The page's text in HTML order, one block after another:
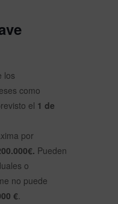
los
como
el 1 de
por
Pueden
o
no puede
€.